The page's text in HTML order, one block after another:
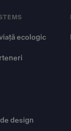
ecologic
design